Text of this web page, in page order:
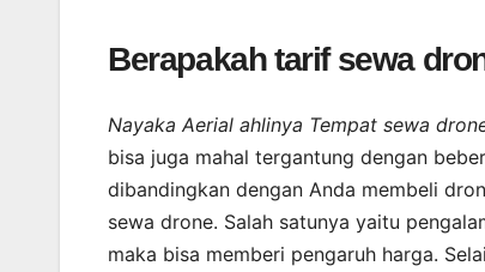
Berapakah tarif sewa
Nayaka Aerial ahlinya Tempat sewa
bisa juga mahal tergantung dengan
dibandingkan dengan Anda membeli
sewa drone. Salah satunya yaitu
maka bisa memberi pengaruh harga.